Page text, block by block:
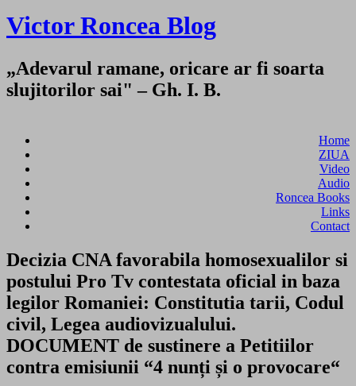
Victor Roncea Blog
„Adevarul ramane, oricare ar fi soarta
slujitorilor sai" – Gh. I. B.
Home
ZIUA
Video
Audio
Roncea Books
Links
Contact
Decizia CNA favorabila homosexualilor si
postului Pro Tv contestata oficial in baza
legilor Romaniei: Constitutia tarii, Codul
civil, Legea audiovizualului.
DOCUMENT de sustinere a Petitiilor
contra emisiunii “4 nunți și o provocare“